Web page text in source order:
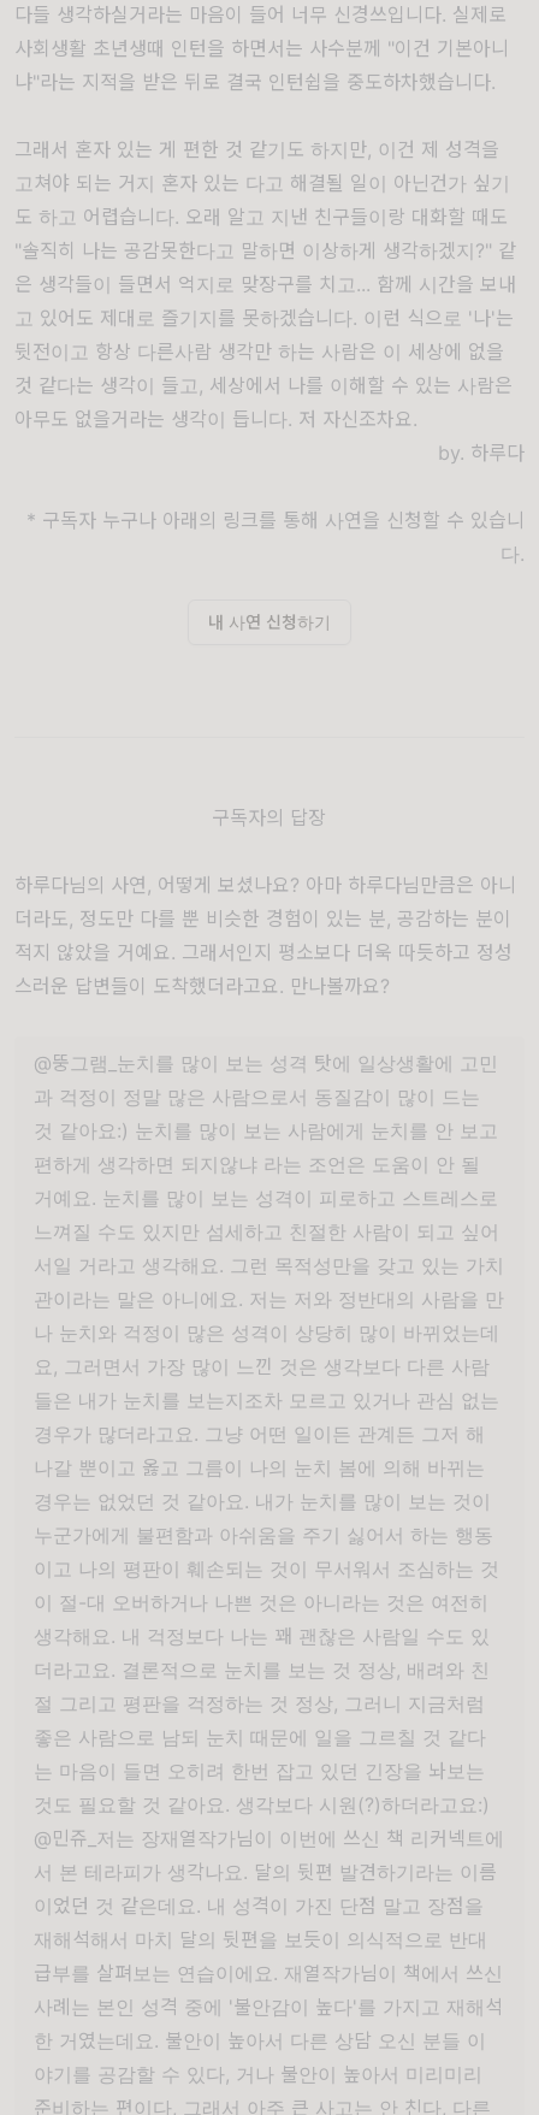
다들 생각하실거라는 마음이 들어 너무 신경쓰입니다. 실제로
사회생활 초년생때 인턴을 하면서는 사수분께 "이건 기본아니
냐"라는 지적을 받은 뒤로 결국 인턴쉽을 중도하차했습니다.
그래서 혼자 있는 게 편한 것 같기도 하지만, 이건 제 성격을
고쳐야 되는 거지 혼자 있는 다고 해결될 일이 아닌건가 싶기
도 하고 어렵습니다. 오래 알고 지낸 친구들이랑 대화할 때도
"솔직히 나는 공감못한다고 말하면 이상하게 생각하겠지?" 같
은 생각들이 들면서 억지로 맞장구를 치고... 함께 시간을 보내
고 있어도 제대로 즐기지를 못하겠습니다. 이런 식으로 '나'는
뒷전이고 항상 다른사람 생각만 하는 사람은 이 세상에 없을
것 같다는 생각이 들고, 세상에서 나를 이해할 수 있는 사람은
아무도 없을거라는 생각이 듭니다. 저 자신조차요.
by. 하루다
* 구독자 누구나 아래의 링크를 통해 사연을 신청할 수 있습니
다.
내 사연 신청하기
구독자의 답장
하루다님의 사연 , 어떻게 보셨나요? 아마 하루다님만큼은 아니
더라도, 정도만 다를 뿐 비슷한 경험이 있는 분, 공감하는 분이
적지 않았을 거예요. 그래서인지 평소보다 더욱 따듯하고 정성
스러운 답변들이 도착했더라고요. 만나볼까요?
@뚱그램_눈치를 많이 보는 성격 탓에 일상생활에 고민
과 걱정이 정말 많은 사람으로서 동질감이 많이 드는
것 같아요:) 눈치를 많이 보는 사람에게 눈치를 안 보고
편하게 생각하면 되지않냐 라는 조언은 도움이 안 될
거예요. 눈치를 많이 보는 성격이 피로하고 스트레스로
느껴질 수도 있지만 섬세하고 친절한 사람이 되고 싶어
서일 거라고 생각해요. 그런 목적성만을 갖고 있는 가치
관이라는 말은 아니에요. 저는 저와 정반대의 사람을 만
나 눈치와 걱정이 많은 성격이 상당히 많이 바뀌었는데
요, 그러면서 가장 많이 느낀 것은 생각보다 다른 사람
들은 내가 눈치를 보는지조차 모르고 있거나 관심 없는
경우가 많더라고요. 그냥 어떤 일이든 관계든 그저 해
나갈 뿐이고 옳고 그름이 나의 눈치 봄에 의해 바뀌는
경우는 없었던 것 같아요. 내가 눈치를 많이 보는 것이
누군가에게 불편함과 아쉬움을 주기 싫어서 하는 행동
이고 나의 평판이 훼손되는 것이 무서워서 조심하는 것
이 절-대 오버하거나 나쁜 것은 아니라는 것은 여전히
생각해요. 내 걱정보다 나는 꽤 괜찮은 사람일 수도 있
더라고요. 결론적으로 눈치를 보는 것 정상, 배려와 친
절 그리고 평판을 걱정하는 것 정상, 그러니 지금처럼
좋은 사람으로 남되 눈치 때문에 일을 그르칠 것 같다
는 마음이 들면 오히려 한번 잡고 있던 긴장을 놔보는
것도 필요할 것 같아요. 생각보다 시원(?)하더라고요:)
@민쥬_저는 장재열작가님이 이번에 쓰신 책 리커넥트에
서 본 테라피가 생각나요. 달의 뒷편 발견하기라는 이름
이었던 것 같은데요. 내 성격이 가진 단점 말고 장점을
재해석해서 마치 달의 뒷편을 보듯이 의식적으로 반대
급부를 살펴보는 연습이에요. 재열작가님이 책에서 쓰신
사례는 본인 성격 중에 '불안감이 높다'를 가지고 재해석
한 거였는데요. 불안이 높아서 다른 상담 오신 분들 이
야기를 공감할 수 있다, 거나 불안이 높아서 미리미리
준비하는 편이다, 그래서 아주 큰 사고는 안 친다, 다른